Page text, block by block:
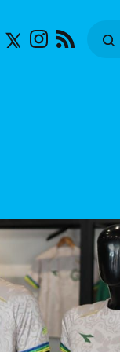
Facebook
X Instagram